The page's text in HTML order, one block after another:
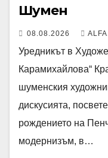
Шумен
08.08.2026
Уредникът в
Карамихайлова“
шуменския
дискусията,
рождението на
модернизъм, в…